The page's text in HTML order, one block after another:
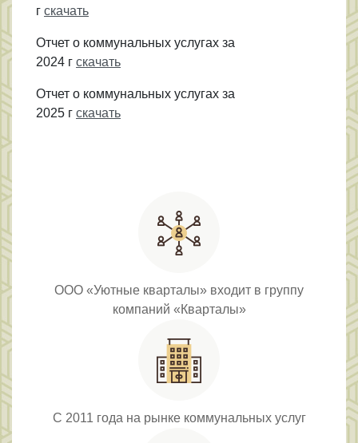
г скачать
Отчет о коммунальных услугах за
2024 г скачать
Отчет о коммунальных услугах за
2025 г скачать
ООО «Уютные кварталы» входит в группу
компаний «Кварталы»
С 2011 года на рынке коммунальных услуг